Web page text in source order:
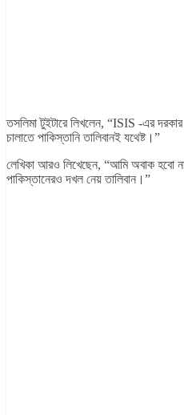
তসলিমা টুইটারে লিখলেন, “ISIS -এর দরকার
চালাতে পাকিস্তানি তালিবানই যথেষ্ট।”
লেখিকা আরও লিখেছেন, “আমি অবাক হবো
পাকিস্তানেরও দখল নেয় তালিবান।”